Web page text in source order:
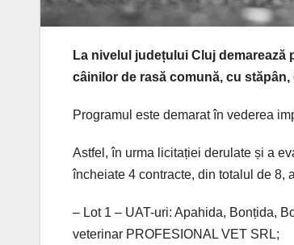
La nivelul județului Cluj
câinilor de rasă comună, cu
Programul este demarat în vederea
Astfel, în urma licitației derulate și a
încheiate 4 contracte, din totalul de 8,
– Lot 1 – UAT-uri: Apahida, Bonțida,
veterinar PROFESIONAL VET SRL;